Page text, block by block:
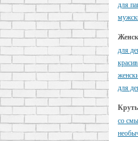
для
для
для
cо